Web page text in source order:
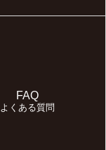
FAQ
よくある質問